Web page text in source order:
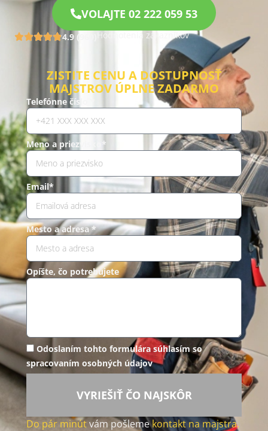
VOLAJTE 02 222 059 53
4.9 (960) Hodnotenia zákazníkov
ZISTITE CENU A DOSTUPNOSŤ
MAJSTROV ÚPLNE ZADARMO
Telefónne číslo *
Meno a priezvisko*
Email*
Mesto a adresa *
Opíšte, čo potrebujete
Odoslaním tohto formulára súhlasím so
spracovaním osobných údajov
VYRIEŠIŤ ČO NAJSKÔR
Do pár minútvám pošlemekontakt na majstra.